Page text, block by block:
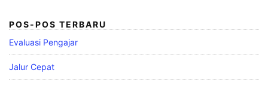
POS-POS TERBARU
Evaluasi Pengajar
Jalur Cepat